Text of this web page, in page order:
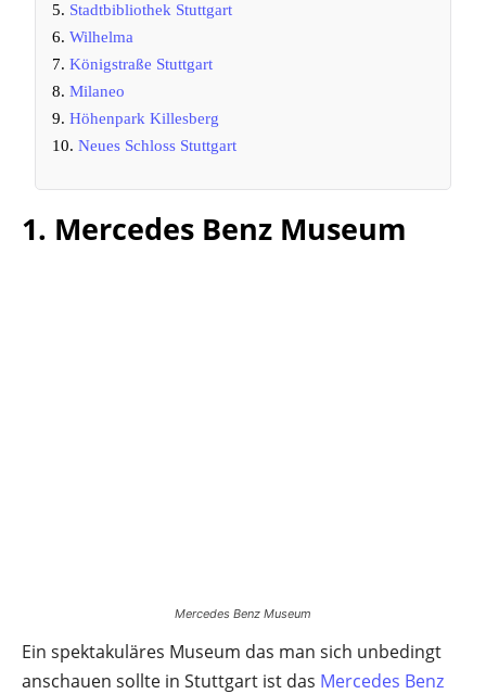
5. Stadtbibliothek Stuttgart
6.Wilhelma
7.Königstraße Stuttgart
8.Milaneo
9.Höhenpark Killesberg
10.Neues Schloss Stuttgart
1. Mercedes Benz Museum
Mercedes Benz Museum
Ein spektakuläres Museum das man sich unbedingt
anschauen sollte in Stuttgart ist das Mercedes Benz